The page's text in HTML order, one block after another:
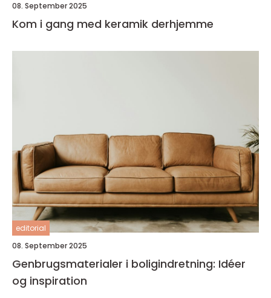
08. September 2025
Kom i gang med keramik derhjemme
editorial
08. September 2025
Genbrugsmaterialer i boligindretning: Idéer
og inspiration